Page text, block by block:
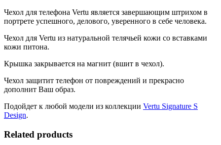
кожей
питона
цвета
quantity
Чехол для телефона Vertu является завершающим штрихом в
портрете успешного, делового, уверенного в себе человека.
Чехол для Vertu из натуральной телячьей кожи со вставками
кожи питона.
Крышка закрывается на магнит (вшит в чехол).
Чехол защитит телефон от повреждений и прекрасно
дополнит Ваш образ.
Подойдет к любой модели из коллекции Vertu Signature S
Design.
Related products